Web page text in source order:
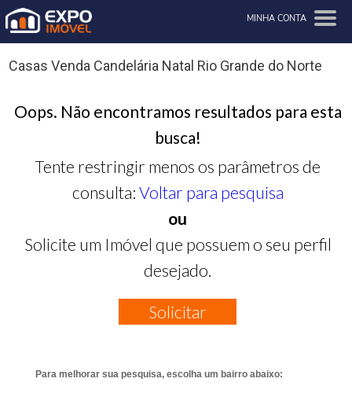
MINHA CONTA
Casas Venda Candelária Natal Rio Grande do Norte
Oops. Não encontramos resultados para esta
busca!
Tente restringir menos os parâmetros de
consulta: Voltar para pesquisa
ou
Solicite um Imóvel que possuem o seu perfil
desejado.
Solicitar
Para melhorar sua pesquisa, escolha um bairro abaixo: